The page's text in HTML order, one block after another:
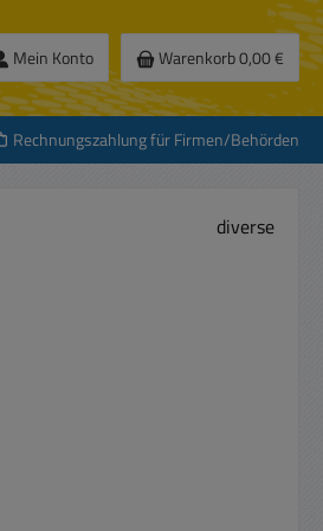
Mein Konto Warenkorb0,00 €
Rechnungszahlung für Firmen/Behörden
diverse